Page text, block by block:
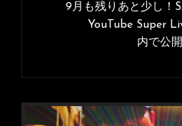
ゲ
9月も残りあと少し！
YouTube Super
内で公開